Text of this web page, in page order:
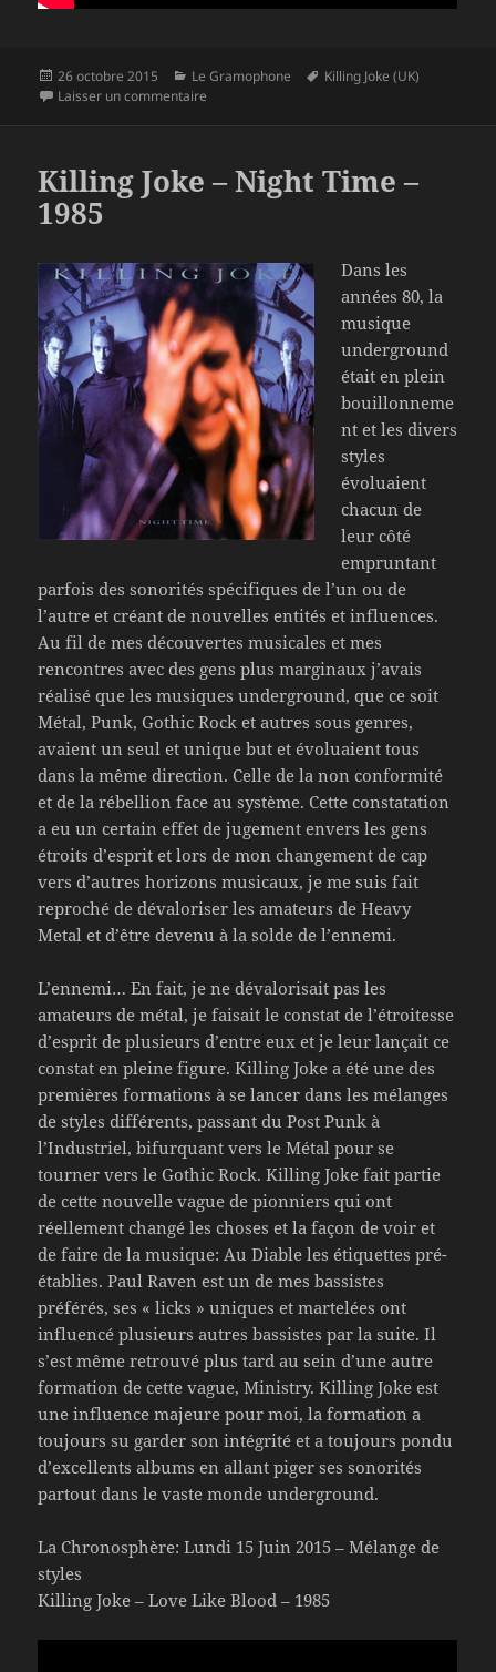
Publié
le
26 octobre 2015 Catégories
Le Gramophone
Mots-
Killing Joke (UK)
Laisser un commentaire
Killing Joke – Night Time –
1985
Dans les
années 80, la
musique
underground
était en plein
bouillonneme
nt et les divers
styles
évoluaient
chacun de
leur côté
empruntant
parfois des sonorités spécifiques de l’un ou de
l’autre et créant de nouvelles entités et influences.
Au fil de mes découvertes musicales et mes
rencontres avec des gens plus marginaux j’avais
réalisé que les musiques underground, que ce soit
Métal, Punk, Gothic Rock et autres sous genres,
avaient un seul et unique but et évoluaient tous
dans la même direction. Celle de la non conformité
et de la rébellion face au système. Cette constatation
a eu un certain effet de jugement envers les gens
étroits d’esprit et lors de mon changement de cap
vers d’autres horizons musicaux, je me suis fait
reproché de dévaloriser les amateurs de Heavy
Metal et d’être devenu à la solde de l’ennemi.
L’ennemi… En fait, je ne dévalorisait pas les
amateurs de métal, je faisait le constat de l’étroitesse
d’esprit de plusieurs d’entre eux et je leur lançait ce
constat en pleine figure. Killing Joke a été une des
premières formations à se lancer dans les mélanges
de styles différents, passant du Post Punk à
l’Industriel, bifurquant vers le Métal pour se
tourner vers le Gothic Rock. Killing Joke fait partie
de cette nouvelle vague de pionniers qui ont
réellement changé les choses et la façon de voir et
de faire de la musique: Au Diable les étiquettes pré-
établies. Paul Raven est un de mes bassistes
préférés, ses « licks » uniques et martelées ont
influencé plusieurs autres bassistes par la suite. Il
s’est même retrouvé plus tard au sein d’une autre
formation de cette vague, Ministry. Killing Joke est
une influence majeure pour moi, la formation a
toujours su garder son intégrité et a toujours pondu
d’excellents albums en allant piger ses sonorités
partout dans le vaste monde underground.
La Chronosphère: Lundi 15 Juin 2015 – Mélange de
styles
Killing Joke – Love Like Blood – 1985